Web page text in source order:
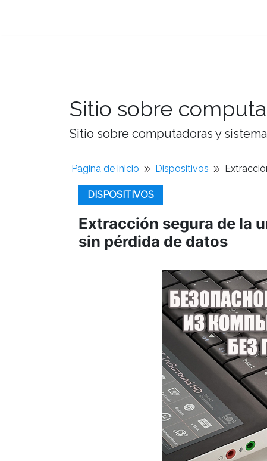
Sitio sobre
Sitio sobre computadoras y
Pagina de inicio Dispositivos
DISPOSITIVOS
Extracción segura de la
sin pérdida de datos